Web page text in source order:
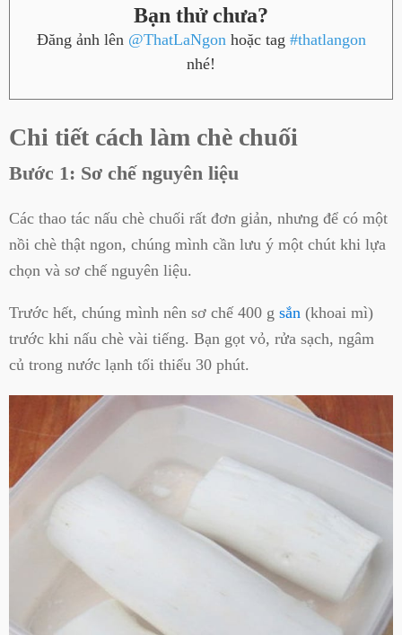
Bạn thử chưa?
Đăng ảnh lên @ThatLaNgonhoặc tag #thatlangon
nhé!
Chi tiết cách làm chè chuối
Bước 1: Sơ chế nguyên liệu
Các thao tác nấu chè chuối rất đơn giản, nhưng để có một
nồi chè thật ngon, chúng mình cần lưu ý một chút khi lựa
chọn và sơ chế nguyên liệu.
Trước hết, chúng mình nên sơ chế 400 g sắn (khoai mì)
trước khi nấu chè vài tiếng. Bạn gọt vỏ, rửa sạch, ngâm
củ trong nước lạnh tối thiểu 30 phút.